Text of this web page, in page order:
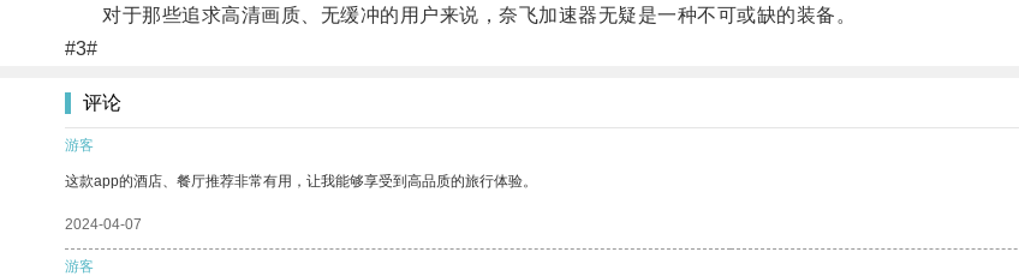
对于那些追求高清画质、无缓冲的用户来说，奈飞加速器无疑是一种不可或缺的装备。
#3#
评论
游客
这款app的酒店、餐厅推荐非常有用，让我能够享受到高品质的旅行体验。
2024-04-07
游客